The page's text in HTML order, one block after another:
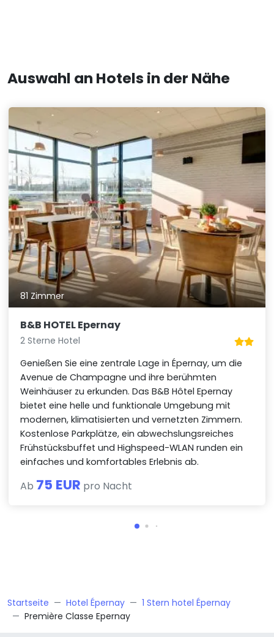
Auswahl an Hotels in der Nähe
81 Zimmer
B&B HOTEL Epernay
2 Sterne Hotel
Genießen Sie eine zentrale Lage in Épernay, um die
Avenue de Champagne und ihre berühmten
Weinhäuser zu erkunden. Das B&B Hôtel Epernay
bietet eine helle und funktionale Umgebung mit
modernen, klimatisierten und vernetzten Zimmern.
Kostenlose Parkplätze, ein abwechslungsreiches
Frühstücksbuffet und Highspeed-WLAN runden ein
einfaches und komfortables Erlebnis ab.
Ab 75 EUR pro Nacht
Startseite Hotel Épernay
1 Stern hotel Épernay
Première Classe Epernay